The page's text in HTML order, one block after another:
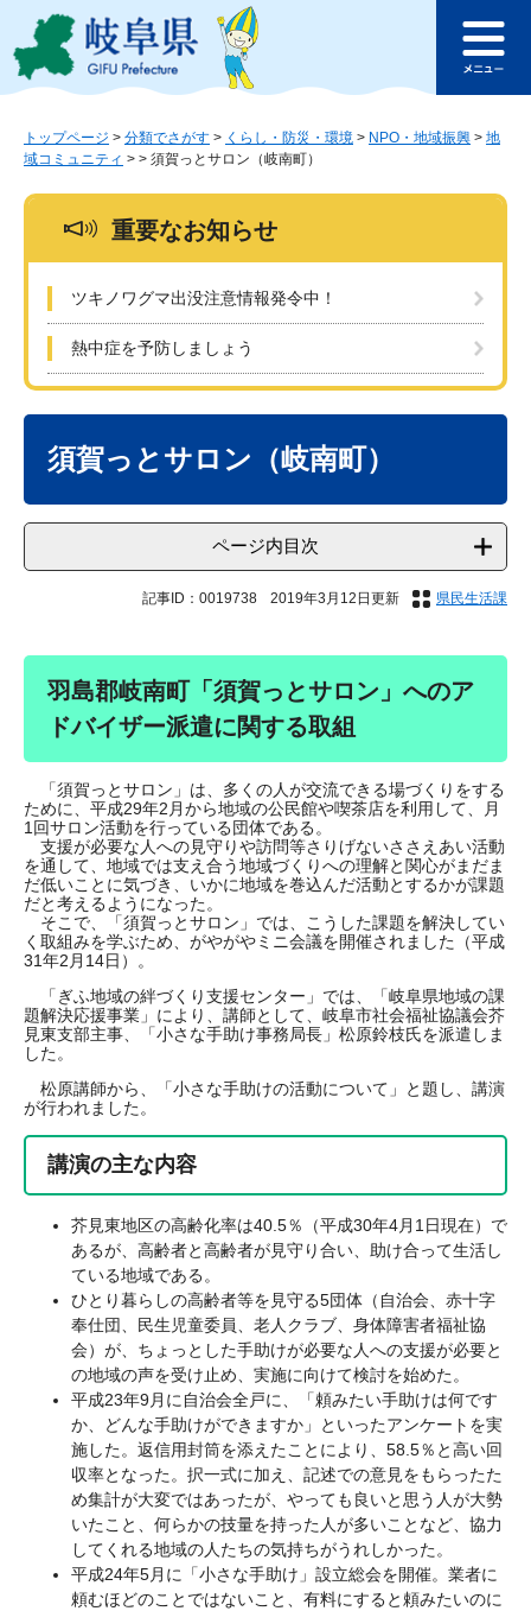
ジ
ュ
このページの本文へ
ュ
トップページ > 分類でさがす > くらし・防災・環境 > NPO・地域振興 > 地
域コミュニティ > > 須賀っとサロン（岐南町）
重要なお知らせ
ツキノワグマ出没注意情報発令中！
熱中症を予防しましょう
須賀っとサロン（岐南町）
ページ内目次
記事ID：0019738 2019年3月12日更新 県民生活課
羽島郡岐南町「須賀っとサロン」へのア
ドバイザー派遣に関する取組
「須賀っとサロン」は、多くの人が交流できる場づくりをする
ために、平成29年2月から地域の公民館や喫茶店を利用して、月
1回サロン活動を行っている団体である。
支援が必要な人への見守りや訪問等さりげないささえあい活動
を通して、地域では支え合う地域づくりへの理解と関心がまだま
だ低いことに気づき、いかに地域を巻込んだ活動とするかが課題
だと考えるようになった。
そこで、「須賀っとサロン」では、こうした課題を解決してい
く取組みを学ぶため、がやがやミニ会議を開催されました（平成
31年2月14日）。
「ぎふ地域の絆づくり支援センター」では、「岐阜県地域の課
題解決応援事業」により、講師として、岐阜市社会福祉協議会芥
見東支部主事、「小さな手助け事務局長」松原鈴枝氏を派遣しま
した。
松原講師から、「小さな手助けの活動について」と題し、講演
が行われました。
講演の主な内容
芥見東地区の高齢化率は40.5％（平成30年4月1日現在）で
あるが、高齢者と高齢者が見守り合い、助け合って生活し
ている地域である。
ひとり暮らしの高齢者等を見守る5団体（自治会、赤十字
奉仕団、民生児童委員、老人クラブ、身体障害者福祉協
会）が、ちょっとした手助けが必要な人への支援が必要と
の地域の声を受け止め、実施に向けて検討を始めた。
平成23年9月に自治会全戸に、「頼みたい手助けは何です
か、どんな手助けができますか」といったアンケートを実
施した。返信用封筒を添えたことにより、58.5％と高い回
収率となった。択一式に加え、記述での意見をもらったた
め集計が大変ではあったが、やっても良いと思う人が大勢
いたこと、何らかの技量を持った人が多いことなど、協力
してくれる地域の人たちの気持ちがうれしかった。
平成24年5月に「小さな手助け」設立総会を開催。業者に
頼むほどのことではないこと、有料にすると頼みたいのに